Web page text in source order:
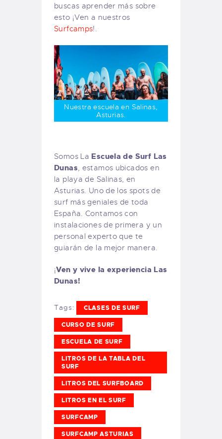
buscas aprender más sobre
esto ¡Ven a nuestros
Surfcamps!.
Nuestra escuela en Salinas,
Asturias.
Somos La Escuela de Surf Las
Dunas , estamos ubicados en
la playa de Salinas, en
Asturias. Uno de los spots de
surf más geniales de toda
España. Contamos con
instalaciones de primera y un
personal experto que te
guiarán de la mejor manera.
¡Ven y vive la experiencia Las
Dunas!
Tags: CLASES DE SURF
CURSO DE SURF
ESCUELA DE SURF
LITROS DE LA TABLA DEL
SURF
LITROS DEL SURFBOARD
LITROS EN EL SURF
SURFCAMP
SURFCAMP ASTURIAS